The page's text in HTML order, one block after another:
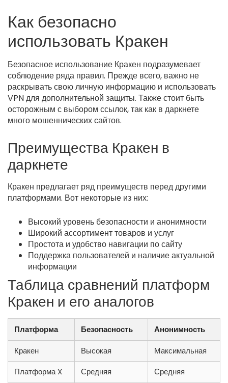
Как безопасно
использовать Кракен
Безопасное использование Кракен подразумевает
соблюдение ряда правил. Прежде всего, важно не
раскрывать свою личную информацию и использовать
VPN для дополнительной защиты. Также стоит быть
осторожным с выбором ссылок, так как в даркнете
много мошеннических сайтов.
Преимущества Кракен в
даркнете
Кракен предлагает ряд преимуществ перед другими
платформами. Вот некоторые из них:
Высокий уровень безопасности и анонимности
Широкий ассортимент товаров и услуг
Простота и удобство навигации по сайту
Поддержка пользователей и наличие актуальной
информации
Таблица сравнений платформ
Кракен и его аналогов
Платформа Безопасность
Анонимность
Кракен
Высокая
Максимальная
Платформа X
Средняя Средняя